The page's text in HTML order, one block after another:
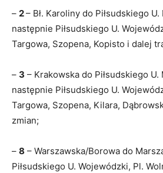
– 2– Bł. Karoliny do Piłsudskiego U.
następnie Piłsudskiego U.
Targowa, Szopena, Kopisto i dalej
– 3 – Krakowska do Piłsudskiego U.
następnie Piłsudskiego U.
Targowa, Szopena, Kilara,
zmian;
– 8 – Warszawska/Borowa do
Piłsudskiego U. Wojewódzki, Pl.